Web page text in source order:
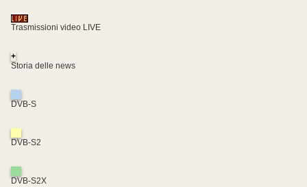
Trasmissioni video LIVE
+
Storia delle news
DVB-S
DVB-S2
DVB-S2X